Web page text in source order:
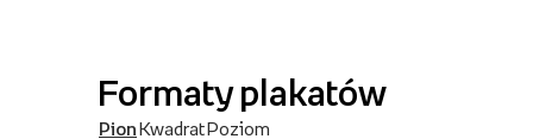
Formaty plakatów
PionKwadratPoziom